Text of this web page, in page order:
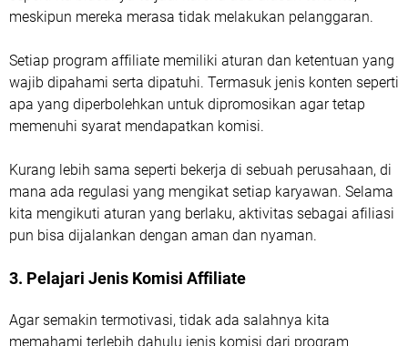
meskipun mereka merasa tidak melakukan pelanggaran.
Setiap program affiliate memiliki aturan dan ketentuan yang
wajib dipahami serta dipatuhi. Termasuk jenis konten seperti
apa yang diperbolehkan untuk dipromosikan agar tetap
memenuhi syarat mendapatkan komisi.
Kurang lebih sama seperti bekerja di sebuah perusahaan, di
mana ada regulasi yang mengikat setiap karyawan. Selama
kita mengikuti aturan yang berlaku, aktivitas sebagai afiliasi
pun bisa dijalankan dengan aman dan nyaman.
3. Pelajari Jenis Komisi Affiliate
Agar semakin termotivasi, tidak ada salahnya kita
memahami terlebih dahulu jenis komisi dari program